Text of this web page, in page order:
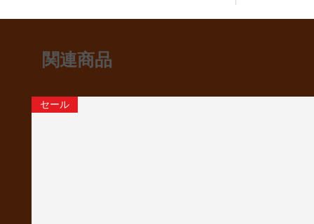
関連商品
セール